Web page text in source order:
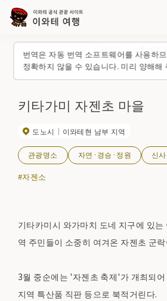
번역은 자동 번역 소프트웨어를 사용하
정확하지 않을 수 있습니다. 미리 양해해
키타가미 자젠초 마을
도노시 이와테현 남부 지역
관광명소 자연·경승·정원 신
#자젠소
기타카미시 와가마치 도네 지구에 있는
역 주민들이 소중히 여겨온 자젠초 군
3월 중순에는 '자젠초 축제'가 개최되
지역 특산품 직판 등으로 북적거린다.